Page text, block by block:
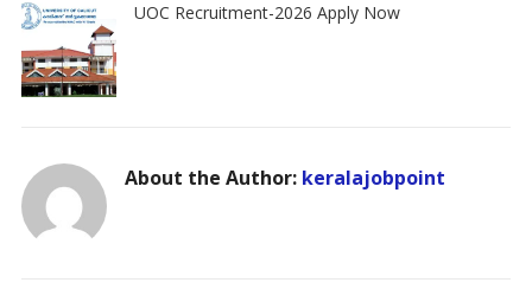
UOC Recruitment-2026 Apply Now
About the Author: keralajobpoint